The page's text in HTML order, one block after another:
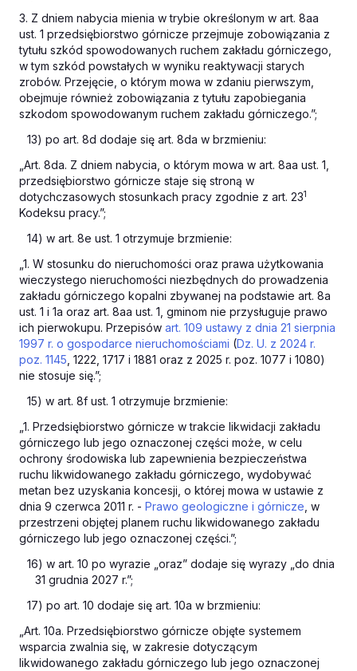
3. Z dniem nabycia mienia w trybie określonym w art. 8aa
ust. 1 przedsiębiorstwo górnicze przejmuje zobowiązania z
tytułu szkód spowodowanych ruchem zakładu górniczego,
w tym szkód powstałych w wyniku reaktywacji starych
zrobów. Przejęcie, o którym mowa w zdaniu pierwszym,
obejmuje również zobowiązania z tytułu zapobiegania
szkodom spowodowanym ruchem zakładu górniczego.”;
13) po art. 8d dodaje się art. 8da w brzmieniu:
„Art. 8da. Z dniem nabycia, o którym mowa w art. 8aa ust. 1,
przedsiębiorstwo górnicze staje się stroną w
dotychczasowych stosunkach pracy zgodnie z art. 231
Kodeksu pracy.”;
14) w art. 8e ust. 1 otrzymuje brzmienie:
„1. W stosunku do nieruchomości oraz prawa użytkowania
wieczystego nieruchomości niezbędnych do prowadzenia
zakładu górniczego kopalni zbywanej na podstawie art. 8a
ust. 1 i 1a oraz art. 8aa ust. 1, gminom nie przysługuje prawo
ich pierwokupu. Przepisów art. 109 ustawy z dnia 21 sierpnia
1997 r. o gospodarce nieruchomościami (Dz. U. z 2024 r.
poz. 1145 , 1222, 1717 i 1881 oraz z 2025 r. poz. 1077 i 1080)
nie stosuje się.”;
15) w art. 8f ust. 1 otrzymuje brzmienie:
„1. Przedsiębiorstwo górnicze w trakcie likwidacji zakładu
górniczego lub jego oznaczonej części może, w celu
ochrony środowiska lub zapewnienia bezpieczeństwa
ruchu likwidowanego zakładu górniczego, wydobywać
metan bez uzyskania koncesji, o której mowa w ustawie z
dnia 9 czerwca 2011 r. - Prawo geologiczne i górnicze , w
przestrzeni objętej planem ruchu likwidowanego zakładu
górniczego lub jego oznaczonej części.”;
16) w art. 10 po wyrazie „oraz” dodaje się wyrazy „do dnia
31 grudnia 2027 r.”;
17) po art. 10 dodaje się art. 10a w brzmieniu:
„Art. 10a. Przedsiębiorstwo górnicze objęte systemem
wsparcia zwalnia się, w zakresie dotyczącym
likwidowanego zakładu górniczego lub jego oznaczonej